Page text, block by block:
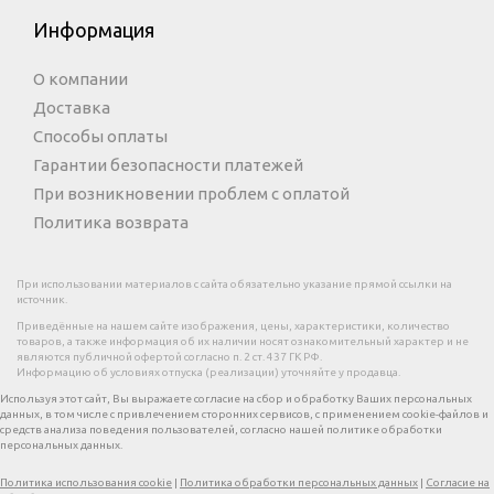
Информация
О компании
Доставка
Способы оплаты
Гарантии безопасности платежей
При возникновении проблем с оплатой
Политика возврата
При использовании материалов с сайта обязательно указание прямой ссылки на
источник.
Приведённые на нашем сайте изображения, цены, характеристики, количество
товаров, а также информация об их наличии носят ознакомительный характер и не
являются публичной офертой согласно п. 2 ст. 437 ГК РФ.
Информацию об условиях отпуска (реализации) уточняйте у продавца.
Используя этот сайт, Вы выражаете согласие на сбор и обработку Ваших персональных
данных, в том числе с привлечением сторонних сервисов, с применением cookie-файлов и
средств анализа поведения пользователей, согласно нашей политике обработки
персональных данных.
Политика использования cookie | Политика обработки персональных данных | Согласие на